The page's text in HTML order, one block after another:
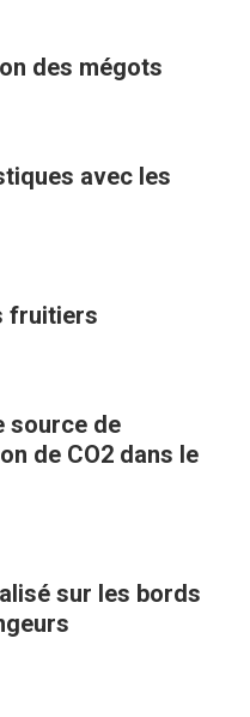
des mégots
avec les
fruitiers
source de
de CO2 dans le
sur les bords